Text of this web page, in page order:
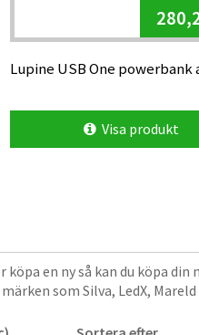
Lupine USB One powerbank
Visa produkt
en ny så kan du köpa
som Silva, LedX, Mareld